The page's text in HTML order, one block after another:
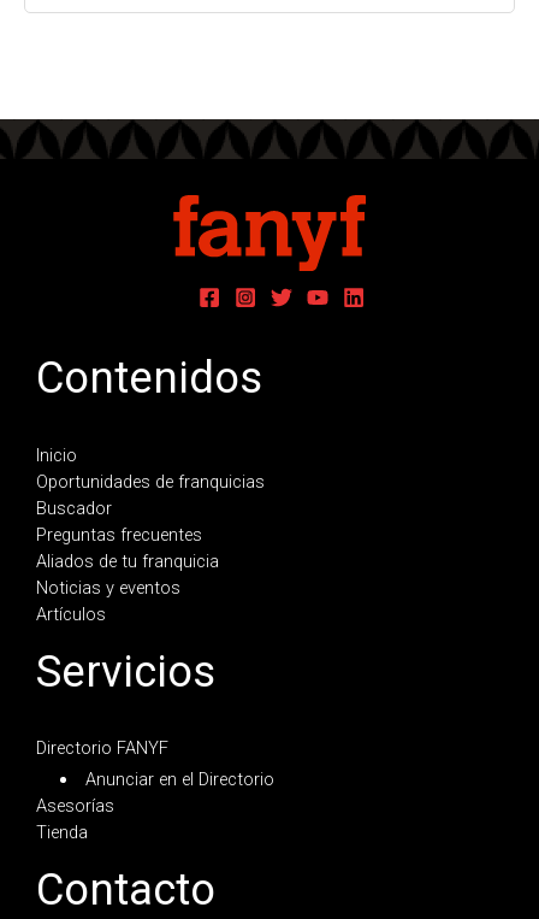
Contenidos
Inicio
Oportunidades de franquicias
Buscador
Preguntas frecuentes
Aliados de tu franquicia
Noticias y eventos
Artículos
Servicios
Directorio FANYF
Anunciar en el Directorio
Asesorías
Tienda
Contacto